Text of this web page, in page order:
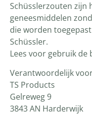
Schüsslerzouten zijn
geneesmiddelen
die worden
Schüssler.
Lees voor gebruik de
Verantwoordelijk
TS Products
Gelreweg 9
3843 AN Harderwijk